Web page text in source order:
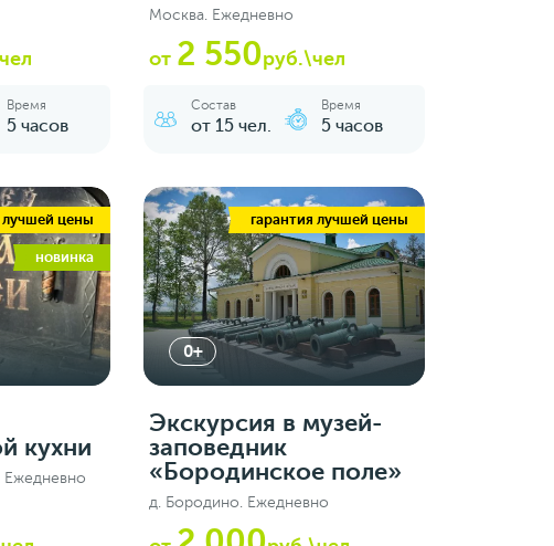
Время
5 часов
Москва. Ежедневно
от 2 550руб.\чел
Состав
от 15 чел.
Время
5 часов
лучшей цены
новинка
кухни
гарантия лучшей цены
0+
Экскурсия в музей-
заповедник
«Бородинское поле»
д. Бородино. Ежедневно